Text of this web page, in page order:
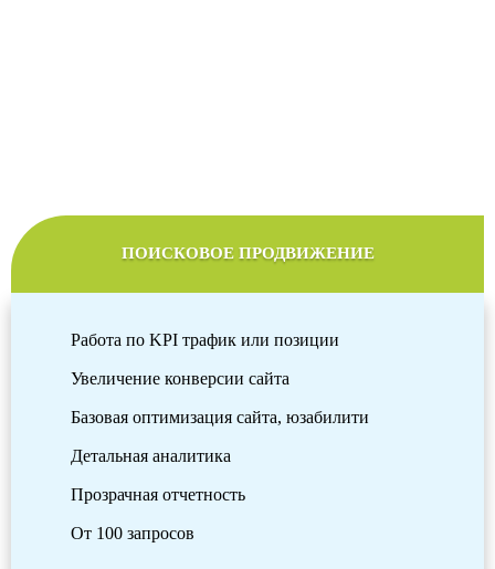
ПОИСКОВОЕ ПРОДВИЖЕНИЕ
Работа по KPI трафик или позиции
Увеличение конверсии сайта
Базовая оптимизация сайта, юзабилити
Детальная аналитика
Прозрачная отчетность
От 100 запросов